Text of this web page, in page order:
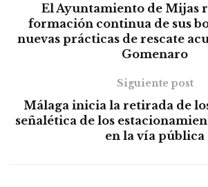
El Ayuntamiento de Mijas
formación continua de sus
nuevas prácticas de rescate
Gomenaro
Siguiente post
Málaga inicia la retirada de
señalética de los
en la vía pública